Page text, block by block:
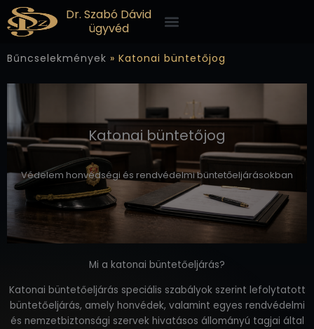
Skip
to
content
Dr. Szabó Dávid
ügyvéd
Menü
Bűncselekmények » Katonai büntetőjog
Katonai büntetőjog
Védelem honvédségi és rendvédelmi büntetőeljárásokban
Mi a katonai büntetőeljárás?
Katonai büntetőeljárás speciális szabályok szerint lefolytatott
büntetőeljárás, amely honvédek, valamint egyes rendvédelmi
és nemzetbiztonsági szervek hivatásos állományú tagjai által